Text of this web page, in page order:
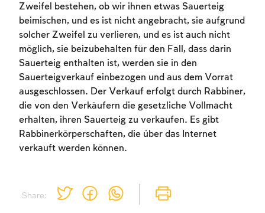
Share:
Zweifel bestehen, ob wir ihnen etwas Sauerteig
beimischen, und es ist nicht angebracht, sie aufgrund
solcher Zweifel zu verlieren, und es ist auch nicht
möglich, sie beizubehalten für den Fall, dass darin
Sauerteig enthalten ist, werden sie in den
Sauerteigverkauf einbezogen und aus dem Vorrat
ausgeschlossen. Der Verkauf erfolgt durch Rabbiner,
die von den Verkäufern die gesetzliche Vollmacht
erhalten, ihren Sauerteig zu verkaufen. Es gibt
Rabbinerkörperschaften, die über das Internet
verkauft werden können.